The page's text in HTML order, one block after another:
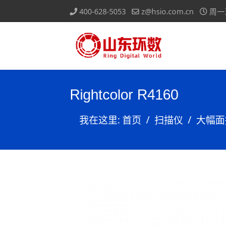
400-628-5053 z@hsio.com.cn 周
Rightcolor R4160
我在这里: 首页 扫描仪 大幅